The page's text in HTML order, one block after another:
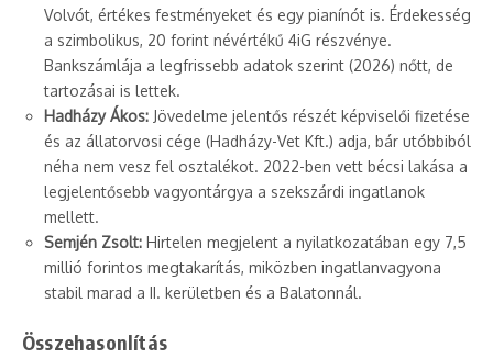
Volvót, értékes festményeket és egy pianínót is. Érdekesség
a szimbolikus, 20 forint névértékű 4iG részvénye.
Bankszámlája a legfrissebb adatok szerint (2026) nőtt, de
tartozásai is lettek.
Hadházy Ákos: Jövedelme jelentős részét képviselői fizetése
és az állatorvosi cége (Hadházy-Vet Kft.) adja, bár utóbbiból
néha nem vesz fel osztalékot. 2022-ben vett bécsi lakása a
legjelentősebb vagyontárgya a szekszárdi ingatlanok
mellett.
Semjén Zsolt: Hirtelen megjelent a nyilatkozatában egy 7,5
millió forintos megtakarítás, miközben ingatlanvagyona
stabil marad a II. kerületben és a Balatonnál.
Összehasonlítás